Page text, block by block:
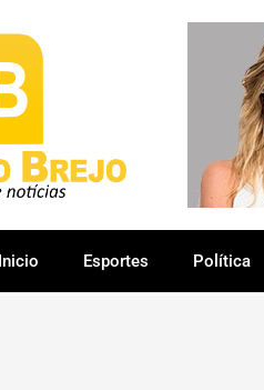
Inicio Esportes Política